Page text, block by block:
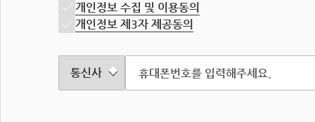
개인정보 수집 및 이용동의
개인정보 제3자 제공동의